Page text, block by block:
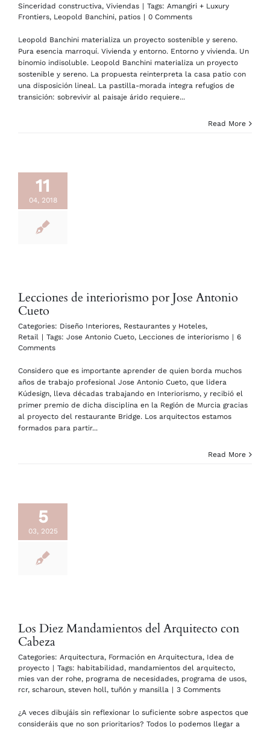
Sinceridad constructiva, Viviendas | Tags: Amangiri + Luxury
Frontiers, Leopold Banchini, patios | 0 Comments
Leopold Banchini materializa un proyecto sostenible y sereno.
Pura esencia marroquí. Vivienda y entorno. Entorno y vivienda. Un
binomio indisoluble. Leopold Banchini materializa un proyecto
sostenible y sereno. La propuesta reinterpreta la casa patio con
una disposición lineal. La pastilla-morada integra refugios de
transición: sobrevivir al paisaje árido requiere...
Read More
11
04, 2018
Lecciones de interiorismo por Jose Antonio
Cueto
Categories: Diseño Interiores, Restaurantes y Hoteles,
Retail | Tags: Jose Antonio Cueto, Lecciones de interiorismo | 6
Comments
Considero que es importante aprender de quien borda muchos
años de trabajo profesional Jose Antonio Cueto, que lidera
Kúdesign, lleva décadas trabajando en Interiorismo, y recibió el
primer premio de dicha disciplina en la Región de Murcia gracias
al proyecto del restaurante Bridge. Los arquitectos estamos
formados para partir...
Read More
5
03, 2025
Los Diez Mandamientos del Arquitecto con
Cabeza
Categories: Arquitectura, Formación en Arquitectura, Idea de
proyecto | Tags: habitabilidad, mandamientos del arquitecto,
mies van der rohe, programa de necesidades, programa de usos,
rcr, scharoun, steven holl , tuñón y mansilla | 3 Comments
¿A veces dibujáis sin reflexionar lo suficiente sobre aspectos que
consideráis que no son prioritarios? Todos lo podemos llegar a